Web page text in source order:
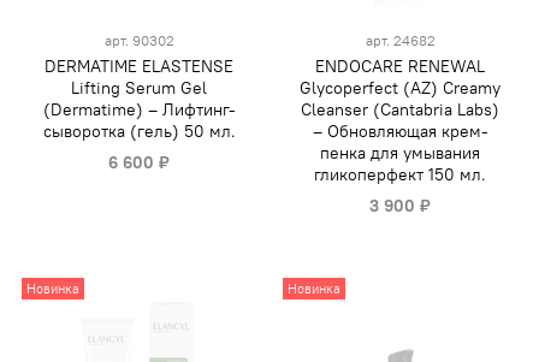
арт. 90302
DERMATIME ELASTENSE
Lifting Serum Gel
(Dermatime) – Лифтинг-
сыворотка (гель) 50 мл.
6 600 ₽
арт. 24682
ENDOCARE RENEWAL
Glycoperfect (AZ) Creamy
Cleanser (Cantabria Labs)
– Обновляющая крем-
пенка для умывания
гликоперфект 150 мл.
3 900 ₽
Новинка Новинка